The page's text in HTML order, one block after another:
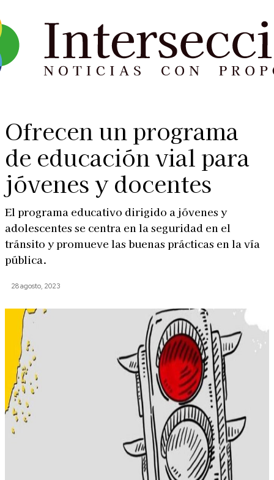
Ofrecen un programa
de educación vial para
jóvenes y docentes
El programa educativo dirigido a jóvenes y
adolescentes se centra en la seguridad en el
tránsito y promueve las buenas prácticas en la vía
pública.
28 agosto, 2023